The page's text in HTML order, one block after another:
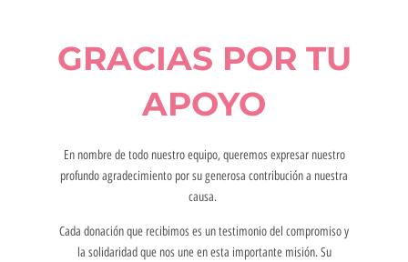
GRACIAS POR TU
APOYO
En nombre de todo nuestro equipo, queremos expresar nuestro
profundo agradecimiento por su generosa contribución a nuestra
causa.
Cada donación que recibimos es un testimonio del compromiso y
la solidaridad que nos une en esta importante misión. Su